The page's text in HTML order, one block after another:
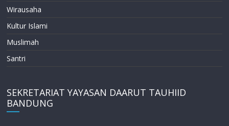
Wirausaha
Kultur Islami
Muslimah
Santri
SEKRETARIAT YAYASAN DAARUT TAUHIID
BANDUNG